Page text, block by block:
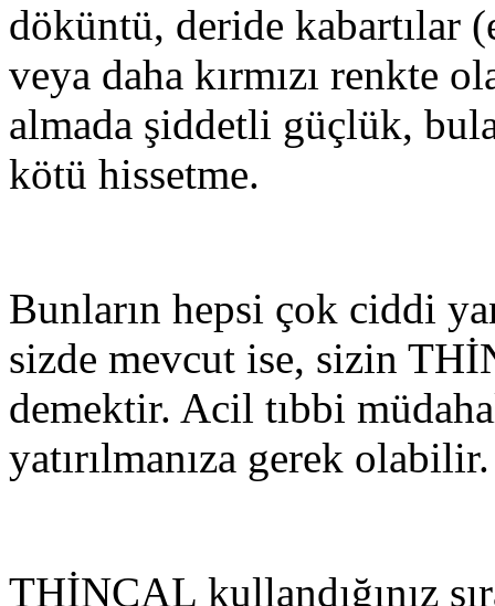
döküntü, deride kabartılar
veya daha kırmızı renkte
almada şiddetli güçlük,
kötü hissetme.
Bunların hepsi çok ciddi
sizde mevcut ise, sizin
demektir. Acil tıbbi
yatırılmanıza gerek olabilir.
THİNCAL kullandığınız